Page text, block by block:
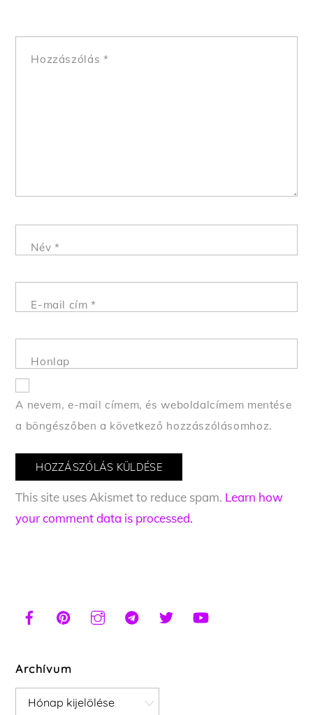
Hozzászólás *
Név *
E-mail cím*
Honlap
A nevem, e-mail címem, és weboldalcímem mentése
a böngészőben a következő hozzászólásomhoz.
This site uses Akismet to reduce spam. Learn how
your comment data is processed.
Archívum
Archívum